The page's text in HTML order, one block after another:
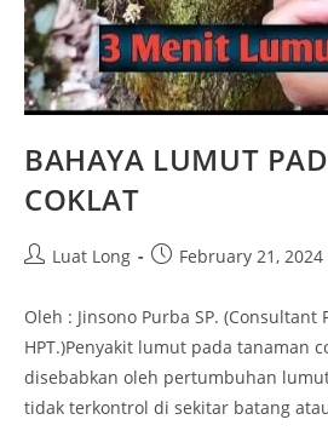
BAHAYA LUMUT
COKLAT
Luat Long February 21, 2024
Oleh : Jinsono Purba SP. (Consultant
HPT.)Penyakit lumut pada tanaman
disebabkan oleh pertumbuhan
tidak terkontrol di sekitar batang